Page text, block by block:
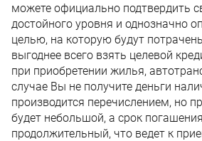
можете официально подтвердить
достойного уровня и однозначно
целью, на которую будут
выгоднее всего взять целевой
при приобретении жилья,
случае Вы не получите деньги
производится перечислением, но
будет небольшой, а срок
продолжительный, что ведет к